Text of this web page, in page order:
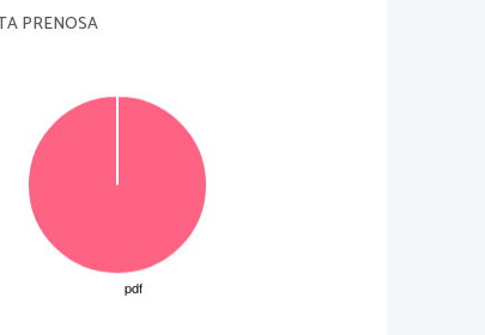
pri sodem stevilo pik 1
PRENOSA